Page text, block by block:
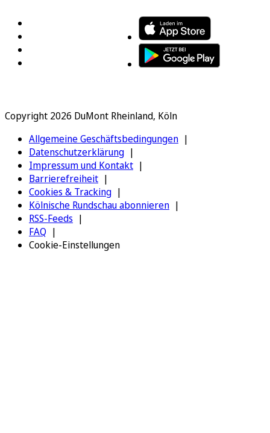
Copyright 2026 DuMont Rheinland, Köln
Allgemeine Geschäftsbedingungen
Datenschutzerklärung
Impressum und Kontakt
Barrierefreiheit
Cookies & Tracking
Kölnische Rundschau abonnieren
RSS-Feeds
FAQ
Cookie-Einstellungen